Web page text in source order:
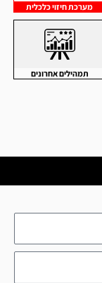
מערכת חיזוי כלכלית
תמהילים אחרונים